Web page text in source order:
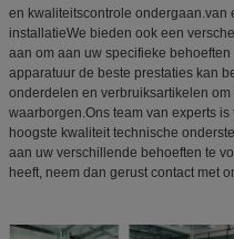
en kwaliteitscontrole ondergaan.van
installatieWe bieden ook een
aan om aan uw specifieke
apparatuur de beste prestaties kan
onderdelen en verbruiksartikelen
waarborgen.Ons team van experts
hoogste kwaliteit technische
aan uw verschillende behoeften te
heeft, neem dan gerust contact met